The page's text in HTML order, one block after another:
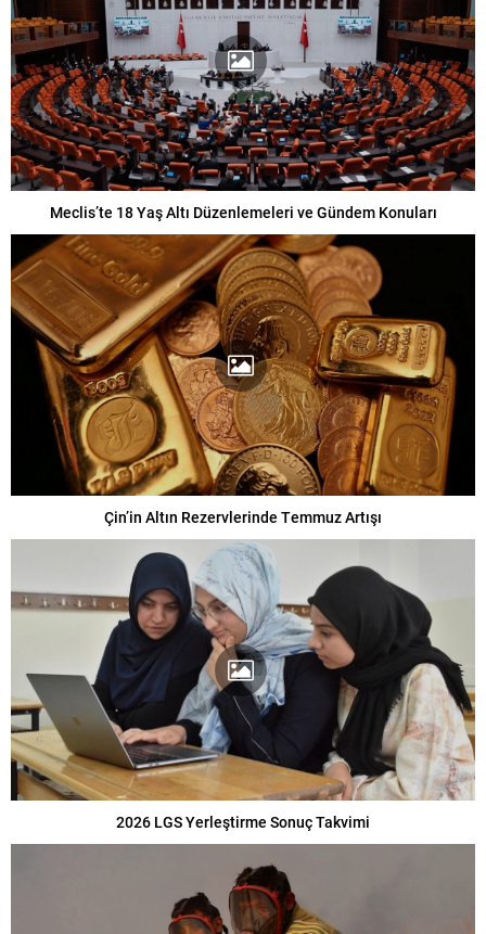
Meclis’te 18 Yaş Altı Düzenlemeleri ve Gündem Konuları
Çin’in Altın Rezervlerinde Temmuz Artışı
2026 LGS Yerleştirme Sonuç Takvimi